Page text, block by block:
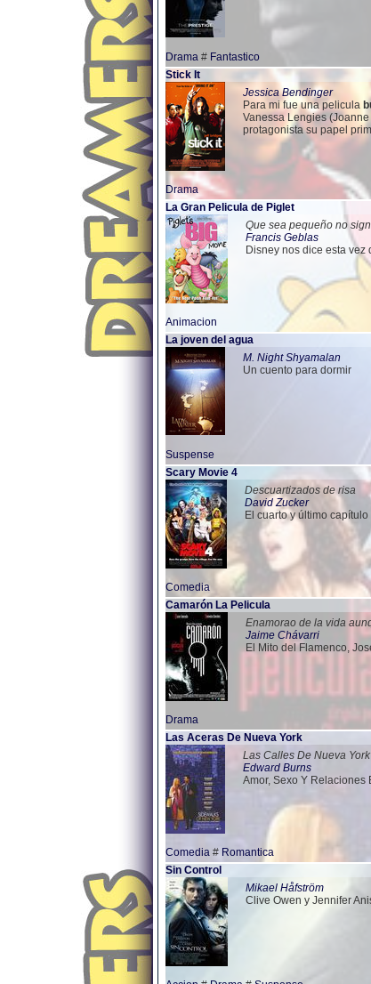
Drama # Fantastico
Stick It
Jessica Bendinger
Para mi fue una pelicula
Vanessa Lengies
protagonista su papel
Drama
La Gran Pelicula de Piglet
Que sea pequeño no
Francis Geblas
Disney nos dice esta
Animacion
La joven del agua
M. Night Shyamalan
Un cuento para dormir
Suspense
Scary Movie 4
Descuartizados de risa
David Zucker
El cuarto y último
Comedia
Camarón La Pelicula
Enamorao de la vida
Jaime Chávarri
El Mito del Flamenco,
Drama
Las Aceras De Nueva York
Las Calles De Nueva York
Edward Burns
Amor, Sexo Y Relaciones
Comedia # Romantica
Sin Control
Mikael Håfström
Clive Owen y Jennifer